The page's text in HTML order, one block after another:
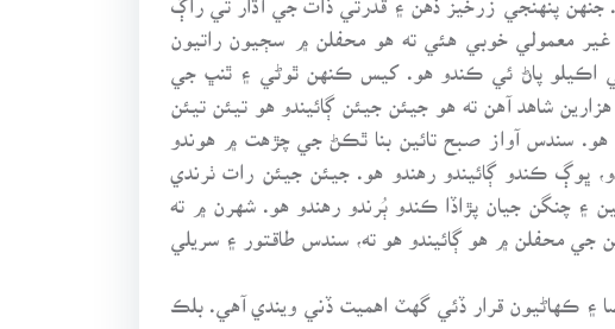
معمولي خوبي هئي ته هو محفلن ۾ سڄيون راتيون
ئي اڪيلو پاڻ ئي ڪندو هو. کيس ڪنهن ٿوڻي ۽ ٿنڀ جي
شاهد آهن ته هو جيئن جيئن ڳائيندو هو تيئن تيئن
هو. سندس آواز صبح تائين بنا ٿڪڻ جي چڙهت ۾ هوندو
ڀوڳ ڪندو ڳائيندو رهندو هو. جيئن جيئن رات ٺرندي
چنگن جيان پڙاڏا ڪندو ٻُرندو رهندو هو. شهرن ۾ ته
محفلن ۾ هو ڳائيندو هو ته، سندس طاقتور ۽ سريلي
ڪهاڻيون قرار ڏئي گهٽ اهميت ڏني ويندي آهي. بلڪ